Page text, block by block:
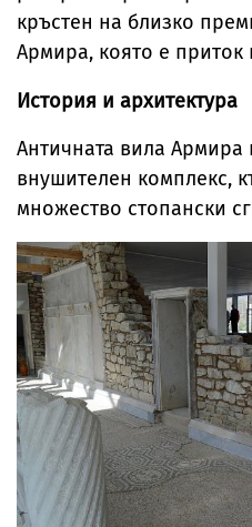
кръстен на близко
Армира, която е приток
История и архитектура
Античната вила Армира
внушителен комплекс,
множество стопански